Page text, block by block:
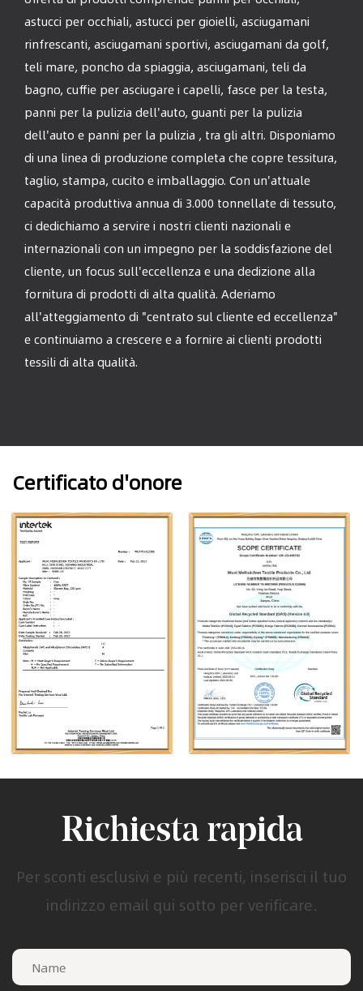
astucci per occhiali, astucci per gioielli, asciugamani
rinfrescanti, asciugamani sportivi, asciugamani da golf,
teli mare, poncho da spiaggia, asciugamani, teli da
bagno, cuffie per asciugare i capelli, fasce per la testa,
panni per la pulizia dell'auto, guanti per la pulizia
dell'auto e panni per la pulizia , tra gli altri. Disponiamo
di una linea di produzione completa che copre tessitura,
taglio, stampa, cucito e imballaggio. Con un'attuale
capacità produttiva annua di 3.000 tonnellate di tessuto,
ci dedichiamo a servire i nostri clienti nazionali e
internazionali con un impegno per la soddisfazione del
cliente, un focus sull'eccellenza e una dedizione alla
fornitura di prodotti di alta qualità. Aderiamo
all'atteggiamento di "centrato sul cliente ed eccellenza"
e continuiamo a crescere e a fornire ai clienti prodotti
tessili di alta qualità.
Certificato d'onore
Richiesta rapida
Per sconti esclusivi e più recenti, inserisci il tuo
indirizzo email qui sotto per verificare.